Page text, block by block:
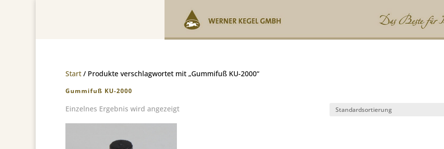
Start / Produkte verschlagwortet mit „Gummifuß KU-2000“
Gummifuß KU-2000
Einzelnes Ergebnis wird angezeigt